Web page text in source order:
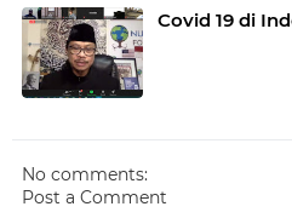
Covid 19 di
No comments:
Post a Comment